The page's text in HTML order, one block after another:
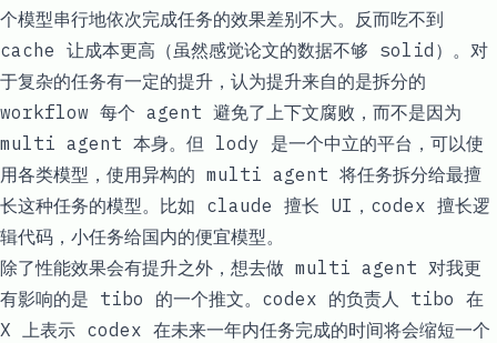
个模型串行地依次完成任务的效果差别不大。反而吃不到
cache 让成本更高（虽然感觉论文的数据不够 solid）。对
于复杂的任务有一定的提升，认为提升来自的是拆分的
workflow 每个 agent 避免了上下文腐败，而不是因为
multi agent 本身。但 lody 是一个中立的平台，可以使
用各类模型，使用异构的 multi agent 将任务拆分给最擅
长这种任务的模型。比如 claude 擅长 UI，codex 擅长逻
辑代码，小任务给国内的便宜模型。
除了性能效果会有提升之外，想去做 multi agent 对我更
有影响的是 tibo 的一个推文。codex 的负责人 tibo 在
X 上表示 codex 在未来一年内任务完成的时间将会缩短一个